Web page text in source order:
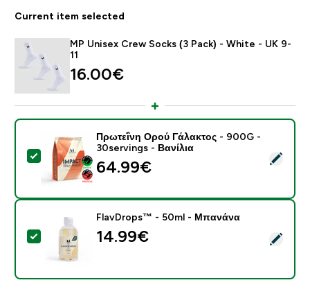
Current item selected
MP Unisex Crew Socks (3 Pack) - White - UK 9-
11
16.00€‎
Select this product - Πρωτεΐνη Ορού Γάλακτος -
Πρωτεΐνη Ορού Γάλακτος - 900G -
30servings - Βανίλια
64.99€‎
Select this product - FlavDrops™ - 50ml - Μπανάνα
FlavDrops™ - 50ml - Μπανάνα
14.99€‎